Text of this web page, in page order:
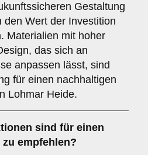
Gestaltung
den Wert der Investition
Materialien mit hoher
das sich an
anpassen lässt, sind
für einen nachhaltigen
Lohmar Heide.
sind für einen
empfehlen?